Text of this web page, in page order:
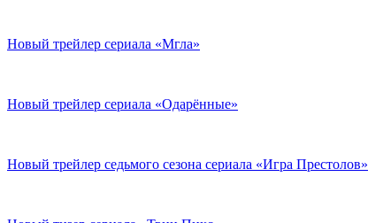
Новый трейлер сериала «Мгла»
Новый трейлер сериала «Одарённые»
Новый трейлер седьмого сезона сериала «Игра Престолов»